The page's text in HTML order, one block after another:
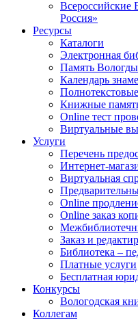
Всероссийские
Россия»
Ресурсы
Каталоги
Электронная
Память Вологды
Календарь
Книжные
Online тест
Виртуальные
Услуги
Перечень
Интернет-
Виртуальная
Online
Online заказ
Заказ и
Библиотека –
Платные услуги
Бесплатная
Конкурсы
Вологодская
Коллегам